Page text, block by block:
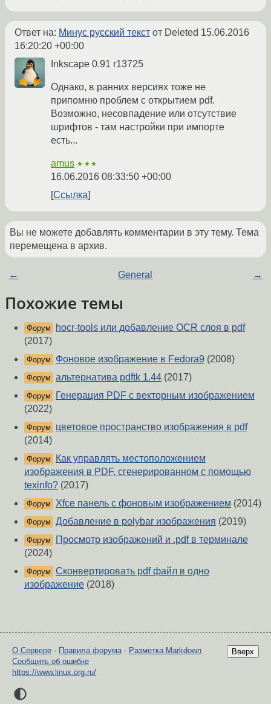
Ответ на: Минус русский текст от Deleted 15.06.2016
16:20:20 +00:00
Inkscape 0.91 r13725
Однако, в ранних версиях тоже не
припомню проблем с открытием pdf.
Возможно, несовпадение или отсутствие
шрифтов - там настройки при импорте
есть...
amus ★★★
16.06.2016 08:33:50 +00:00
Ссылка
Вы не можете добавлять комментарии в эту тему. Тема
перемещена в архив.
← General →
Похожие темы
Форум
hocr-tools или добавление OCR слоя в pdf
(2017)
Форум Фоновое изображение в Fedora9 (2008)
Форум альтернатива pdftk 1.44 (2017)
Форум
Генерация PDF с векторным изображением
(2022)
Форум
цветовое пространство изображения в pdf
(2014)
Форум
Как управлять местоположением
изображения в PDF, сгенерированном с помощью
texinfo? (2017)
Форум Xfce панель с фоновым изображением (2014)
Форум Добавление в polybar изображения (2019)
Форум
Просмотр изображений и .pdf в терминале
(2024)
Форум Сконвертировать pdf файл в одно
изображение (2018)
Вверх
О Сервере - Правила форума - Разметка Markdown
Сообщить об ошибке
https://www.linux.org.ru/